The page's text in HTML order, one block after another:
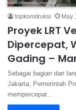
topkonstruksi May
Proyek LRT
Dipercepat,
Gading –
Sebagai bagian dari
Jakarta, Pemerintah
mempercepat…